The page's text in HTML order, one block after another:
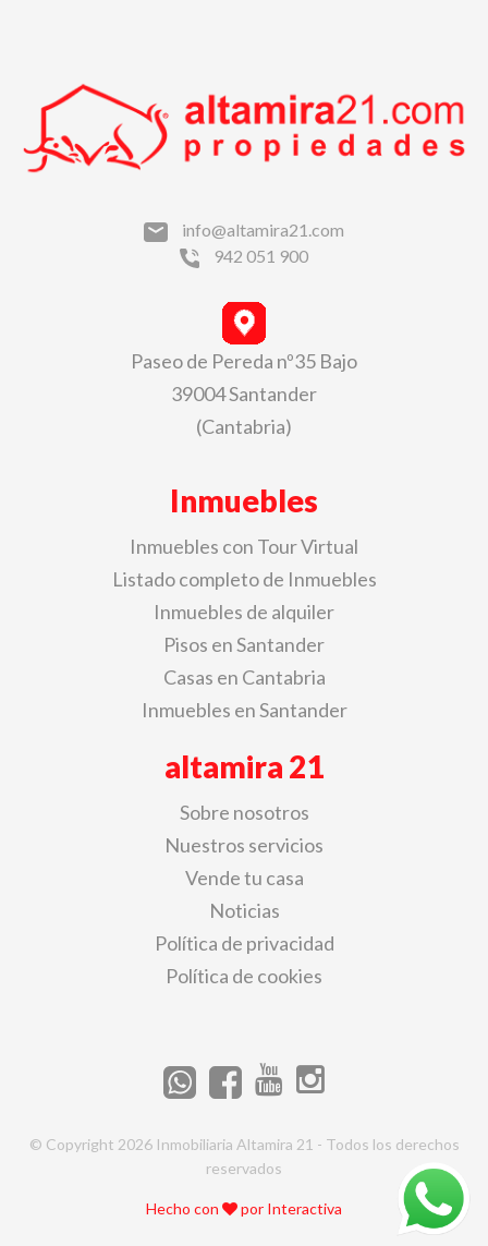
info@altamira21.com
942 051 900
Paseo de Pereda nº35 Bajo
39004 Santander
(Cantabria)
Inmuebles
Inmuebles con Tour Virtual
Listado completo de Inmuebles
Inmuebles de alquiler
Pisos en Santander
Casas en Cantabria
Inmuebles en Santander
altamira 21
Sobre nosotros
Nuestros servicios
Vende tu casa
Noticias
Política de privacidad
Política de cookies
© Copyright 2026 Inmobiliaria Altamira 21 - Todos los derechos
reservados
Hecho con por Interactiva